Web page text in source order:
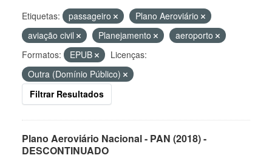
Etiquetas: passageiro
Plano Aeroviário
aviação civil
Planejamento
aeroporto
Formatos:
EPUB
Licenças:
Outra (Domínio Público)
Filtrar Resultados
Plano Aeroviário Nacional - PAN (2018) -
DESCONTINUADO